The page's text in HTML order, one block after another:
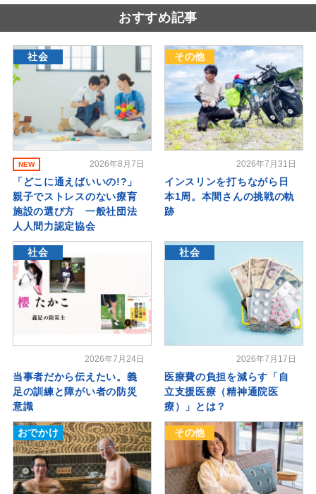
おすすめ記事
社会
NEW 2026年8月7日
「どこに通えばいいの!?」
親子でストレスのない療育
施設の選び方 一般社団法
人人間力認定協会
その他
2026年7月31日
インスリンを打ちながら日
本1周。本間さんの挑戦の軌
跡
社会
2026年7月24日
当事者だから伝えたい。義
足の訓練と障がい者の防災
意識
社会
2026年7月17日
医療費の負担を減らす「自
立支援医療（精神通院医
療）」とは？
おでかけ その他